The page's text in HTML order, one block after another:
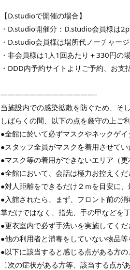
【D.studioで開催の場合】
・D.studio開催分：D.studio会員様は
・D.studio会員様は場所代ノーチャー
・非会員様は1人1回あたり＋330円の
・DDD内予約サイトよりご予約、お支
—————————————-
当施設内での感染拡散を防ぐため、そ
しばらくの間、以下の点を厳守の上ご
●全館に於いて必ずマスクやネックゲ
●スタッフ全員がマスクを着用させて
●マスク等の着用ができないエリア（
●全館において、会話は極力お控えく
●対人距離をできるだけ２ｍを目安に
●入館されたら、まず、フロント前の
掌だけではなく、指先、手の甲などを
●更衣室内で必ず手洗いを実施してく
●他の利用者と消毒をしていない物品
●以下に該当すると感じる点がある方
〔次の症状がある方等、該当する点が